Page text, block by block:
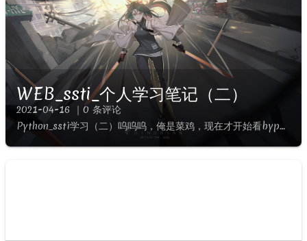
WEB_ssti_个人学习笔记（二）
2021-04-16 ｜0 条评论
Python_ssti学习（二）呜呜呜，俺是菜鸡，现在才开始看bypass删除了很多模块reload(__builtins__) #重新加载被删除的模块，直接命令执行，只用于py2过滤字符拼接或...